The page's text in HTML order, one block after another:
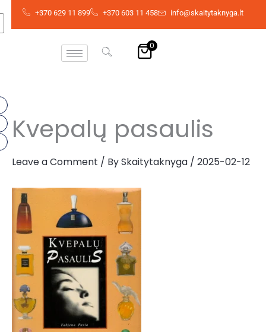
+370 629 11 899 +370 603 11 458 info@skaitytaknyga.lt
0
Kvepalų pasaulis
Leave a Comment / BySkaitytaknyga / 2025-02-12